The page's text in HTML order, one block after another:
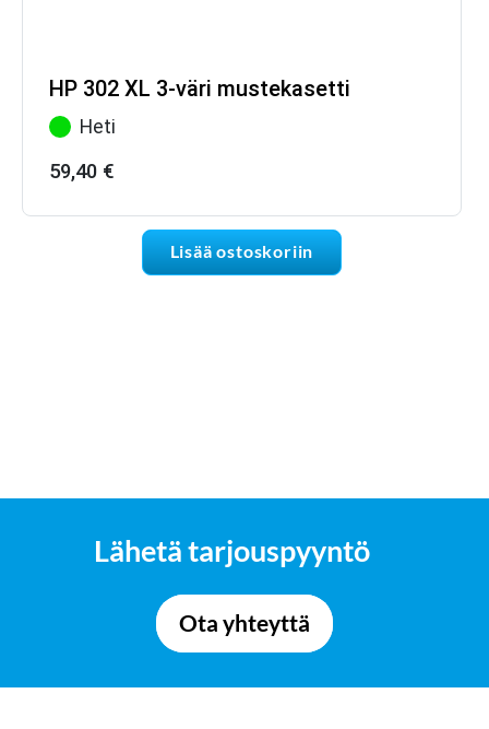
HP 302 XL 3-väri mustekasetti
Heti
59,40 €
Lisää ostoskoriin
Lähetä tarjouspyyntö
Ota yhteyttä